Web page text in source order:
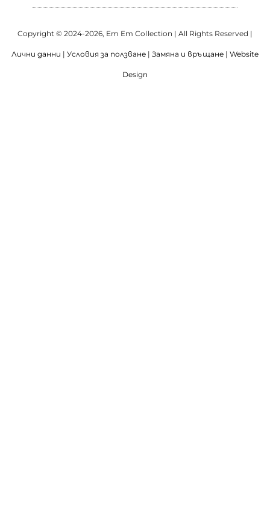
Copyright © 2024-2026, Em Em Collection | All Rights Reserved |
Лични данни |Условия за ползване |Замяна и връщане| Website
Design